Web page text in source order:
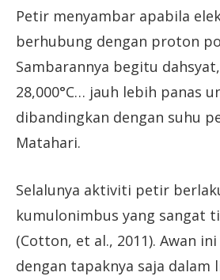
Petir menyambar apabila
berhubung dengan proton
Sambarannya begitu
28,000°C… jauh lebih panas
dibandingkan dengan suhu
Matahari.
Selalunya aktiviti petir
kumulonimbus yang sangat
(Cotton, et al., 2011). Awan
dengan tapaknya saja dalam